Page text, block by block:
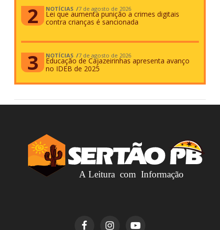
NOTÍCIAS 7 de agosto de 2026
Lei que aumenta punição a crimes digitais
contra crianças é sancionada
NOTÍCIAS 7 de agosto de 2026
Educação de Cajazeirinhas apresenta avanço
no IDEB de 2025